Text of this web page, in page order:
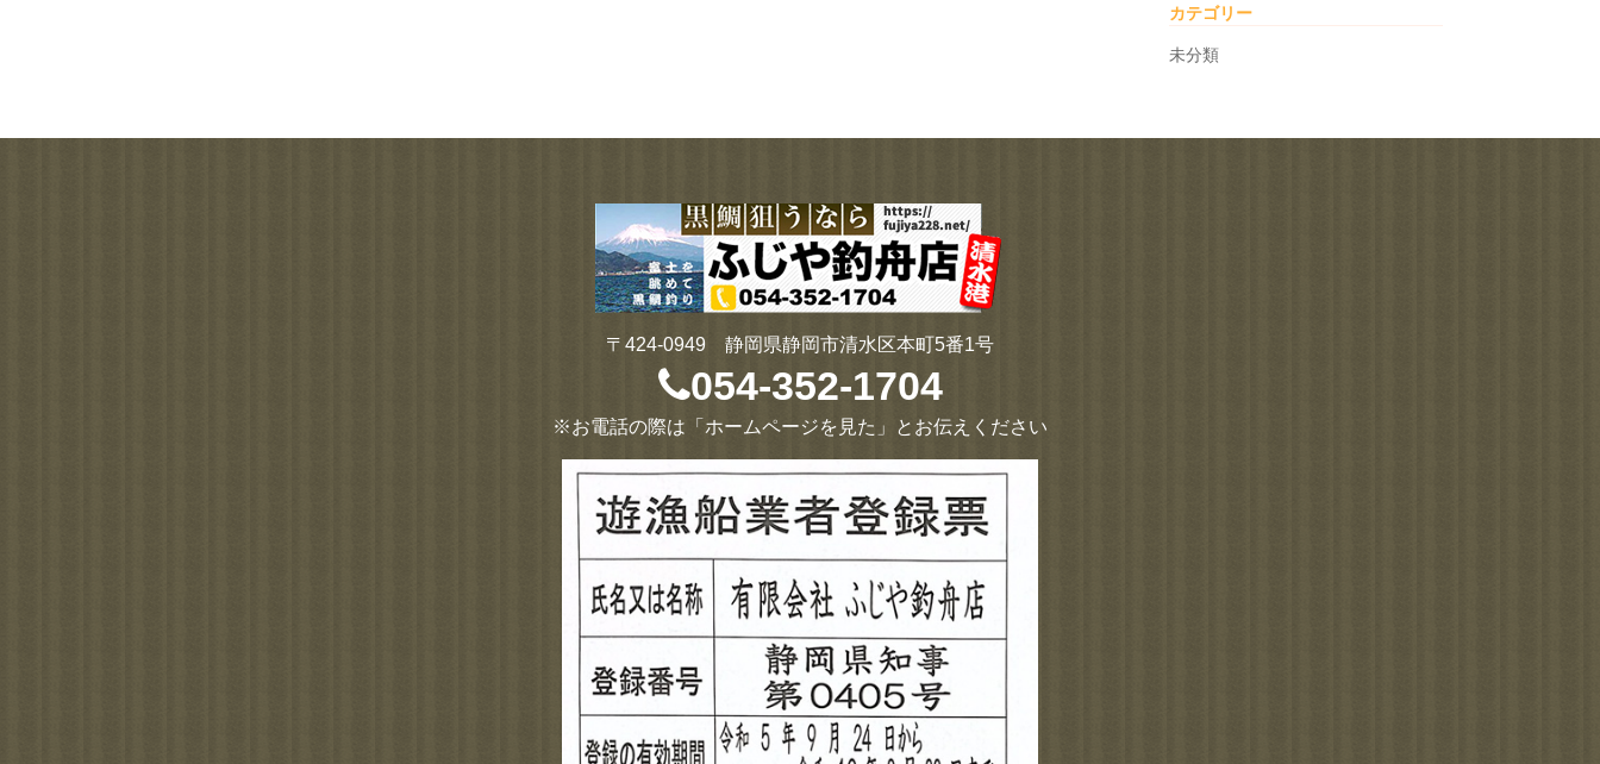
カテゴリー
未分類
〒424-0949 静岡県静岡市清水区本町5番1号
054-352-1704
※お電話の際は「ホームページを見た」とお伝えください